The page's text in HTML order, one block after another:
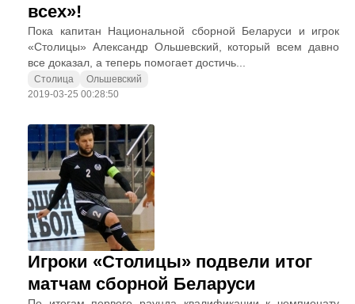
всех»!
Пока капитан Национальной сборной Беларуси и игрок
«Столицы» Александр Ольшевский, который всем давно
все доказал, а теперь помогает достичь...
Столица
Ольшевский
2019-03-25 00:28:50
Игроки «Столицы» подвели итог
матчам сборной Беларуси